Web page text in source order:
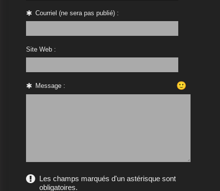
Courriel (ne sera pas publié) :
Site Web :
Message : 🙂
Les champs marqués d'un astérisque sont
obligatoires.